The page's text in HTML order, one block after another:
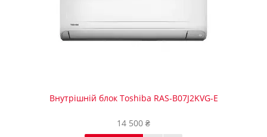
Внутрішній блок Toshiba RAS-B07J2KVG-E
14 500 ₴